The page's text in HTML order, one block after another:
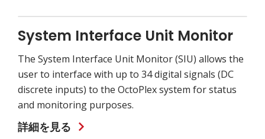
System Interface Unit Monitor
The System Interface Unit Monitor (SIU) allows the
user to interface with up to 34 digital signals (DC
discrete inputs) to the OctoPlex system for status
and monitoring purposes.
詳細を見る